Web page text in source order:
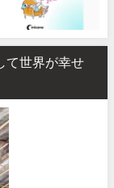
て世界が幸せ